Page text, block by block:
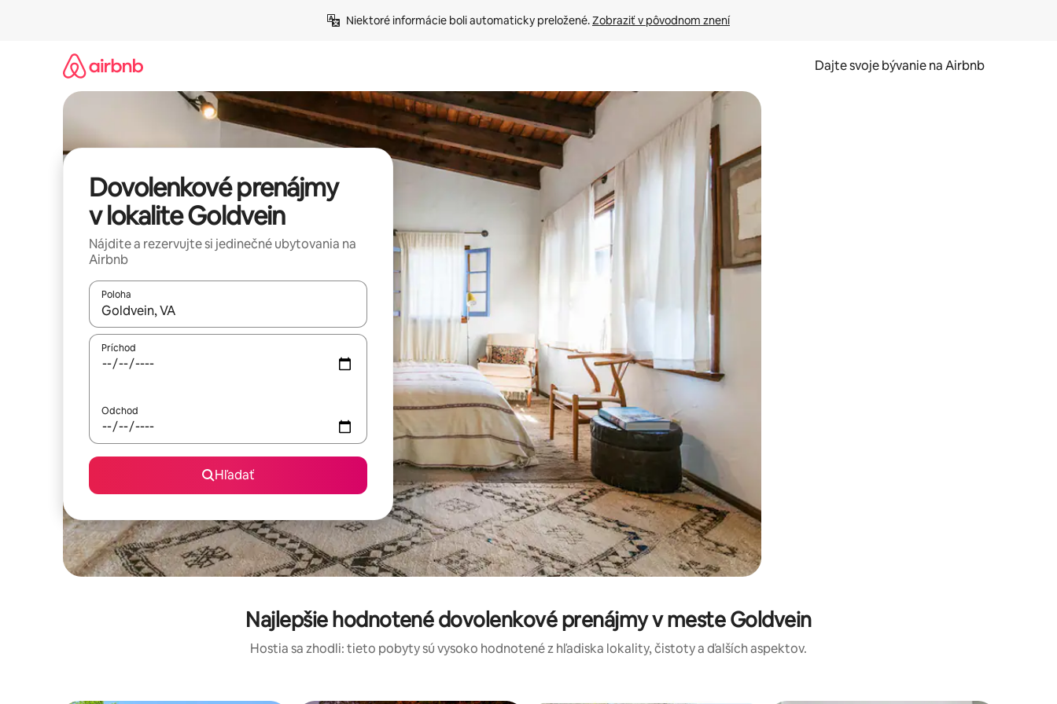
Niektoré informácie boli automaticky preložené. Zobraziť v pôvodnom znení
Dajte svoje bývanie na Airbnb
Dovolenkové prenájmy
v lokalite Goldvein
Nájdite a rezervujte si jedinečné ubytovania na
Airbnb
Poloha
Keď budú výsledky k dispozícii, môžete si ich prechádzať pomocou klávesov so šípkami nahor a nadol alebo ich preskúmať pomocou dotykových gest či potiahnutia prstom.
Príchod
Odchod
Hľadať
Najlepšie hodnotené dovolenkové prenájmy v meste Goldvein
Hostia sa zhodli: tieto pobyty sú vysoko hodnotené z hľadiska lokality, čistoty a ďalších aspektov.